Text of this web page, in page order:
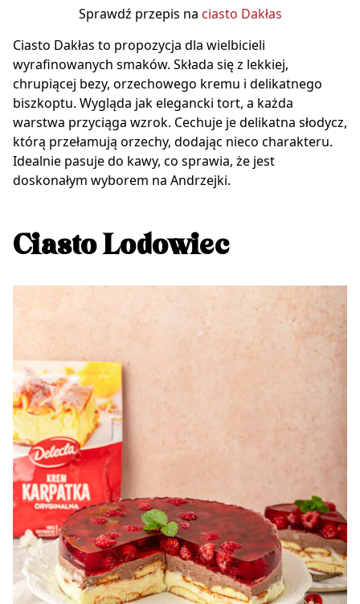
Sprawdź przepis na ciasto Dakłas
Ciasto Dakłas to propozycja dla wielbicieli
wyrafinowanych smaków. Składa się z lekkiej,
chrupiącej bezy, orzechowego kremu i delikatnego
biszkoptu. Wygląda jak elegancki tort, a każda
warstwa przyciąga wzrok. Cechuje je delikatna słodycz,
którą przełamują orzechy, dodając nieco charakteru.
Idealnie pasuje do kawy, co sprawia, że jest
doskonałym wyborem na Andrzejki.
Ciasto Lodowiec